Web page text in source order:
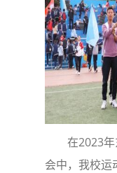
在2023
会中，我校运